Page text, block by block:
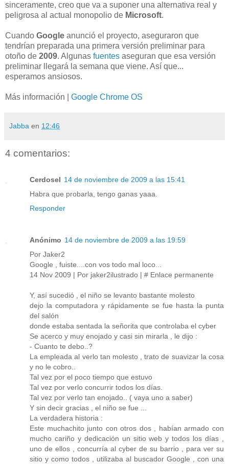
sinceramente, creo que va a suponer una alternativa real y
peligrosa al actual monopolio de Microsoft.
Cuando Google anunció el proyecto, aseguraron que
tendrían preparada una primera versión preliminar para
otoño de 2009. Algunas fuentes aseguran que esa versión
preliminar llegará la semana que viene. Así que...
esperamos ansiosos.
Más información | Google Chrome OS
Jabba en 12:46
4 comentarios:
Cerdosel 14 de noviembre de 2009 a las 15:41
Habra que probarla, tengo ganas yaaa.
Responder
Anónimo 14 de noviembre de 2009 a las 19:59
Por Jaker2
Google , fuiste....con vos todo mal loco...
14 Nov 2009 | Por jaker2ilustrado | # Enlace permanente
Y, así sucedió , el niño se levanto bastante molesto
dejo la computadora y rápidamente se fue hasta la punta
del salón
donde estaba sentada la señorita que controlaba el cyber
Se acerco y muy enojado y casi sin mirarla , le dijo :
- Cuanto te debo..?
La empleada al verlo tan molesto , trato de suavizar la cosa
y no le cobro..
Tal vez por el poco tiempo que estuvo
Tal vez por verlo concurrir todos los días.
Tal vez por verlo tan enojado.. ( vaya uno a saber)
Y sin decir gracias , el niño se fue ...
La verdadera historia :
Este muchachito junto con otros dos , habían armado con
mucho cariño y dedicación un sitio web y todos los días ,
uno de ellos , concurría al cyber de su barrio , para ver su
sitio y como todos , utilizaba al buscador Google , con una